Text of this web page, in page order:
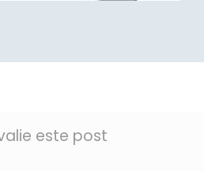
este post